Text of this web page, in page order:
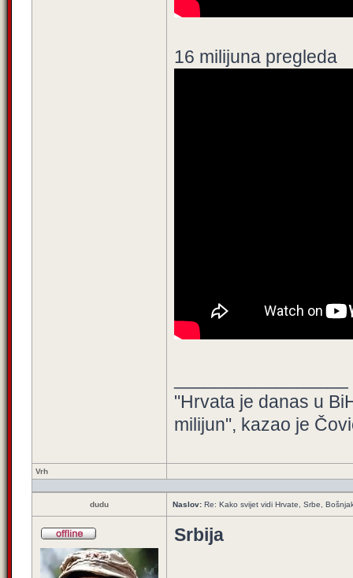
16 milijuna pregleda
"Hrvata je danas u
milijun", kazao je
Vrh
dudu Naslov: Re: Kako svijet vidi Hrvate, Srbe,
Srbija